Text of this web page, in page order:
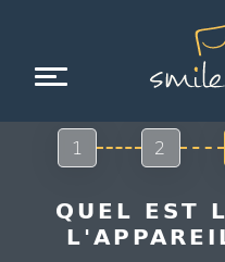
1 2
QUEL EST